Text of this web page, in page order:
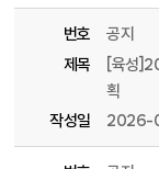
번호
공지
제목
[육성
획
작성일
2026-